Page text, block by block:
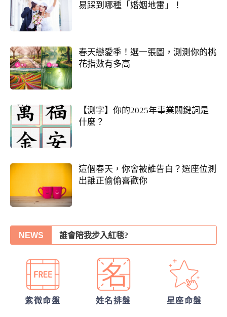
易踩到哪種「婚姻地雷」！
春天戀愛季！選一張圖，測測你的桃
花指數有多高
【測字】你的2025年事業關鍵詞是
什麼？
這個春天，你會被誰告白？選座位測
出誰正偷偷喜歡你
NEWS
30項情定一生占
他會是你最終的幸福？
你們的命盤合嗎？適合當夫妻？批婚配指數
從姓名看你另一半的輪廓
另一半何時來敲門?
紫微命盤 姓名排盤 星座命盤